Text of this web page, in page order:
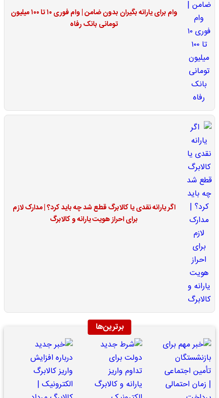
وام برای یارانه بگیران بدون ضامن | وام فوری ۱۰ تا ۱۰۰ میلیون
تومانی بانک رفاه
اگر یارانه نقدی یا کالابرگ قطع شد چه باید کرد؟ | مدارک لازم
برای احراز هویت یارانه و کالابرگ
برترین‌ها